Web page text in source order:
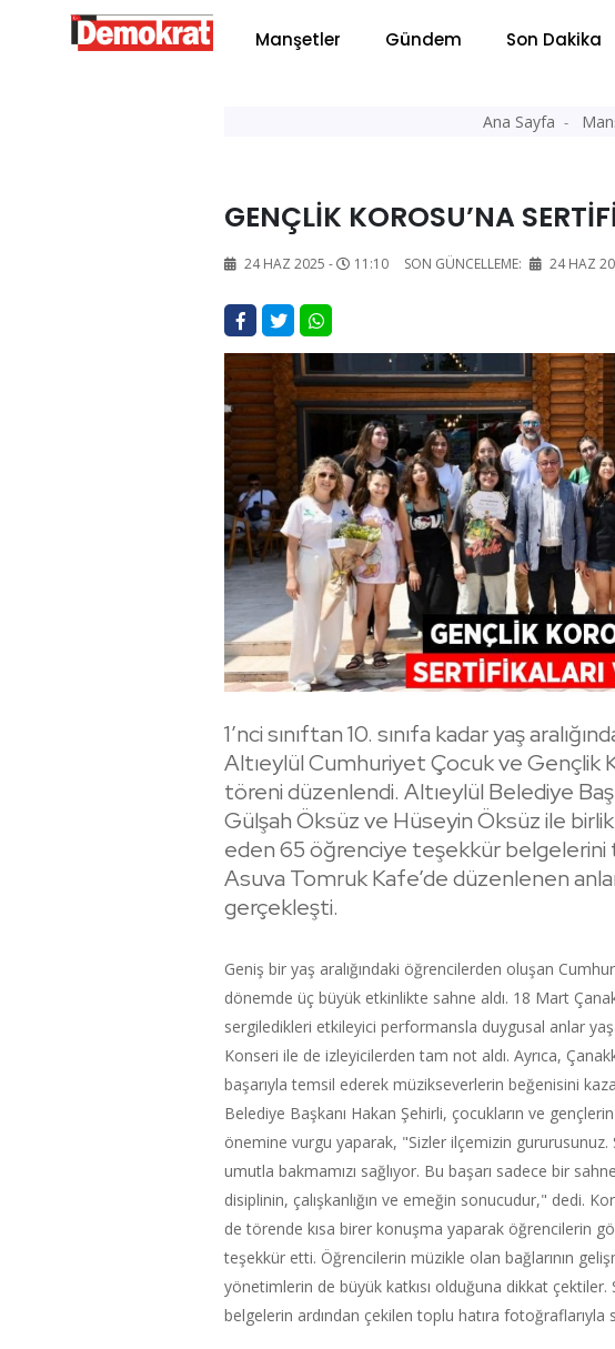
Manşetler Gündem Son Dakika
Ana Sayfa
GENÇLİK KOROSU’NA
24 HAZ 2025 - 11:10 SON GÜNCELLEME: 24 HAZ
1’nci sınıftan 10. sınıfa kadar yaş
Altıeylül Cumhuriyet Çocuk ve Gençlik
töreni düzenlendi. Altıeylül Belediye
Gülşah Öksüz ve Hüseyin Öksüz ile
eden 65 öğrenciye teşekkür
Asuva Tomruk Kafe’de düzenlenen
gerçekleşti.
Geniş bir yaş aralığındaki öğrencilerden oluşan
dönemde üç büyük etkinlikte sahne aldı. 18 Mart
sergiledikleri etkileyici performansla duygusal anlar
Konseri ile de izleyicilerden tam not aldı. Ayrıca,
başarıyla temsil ederek müzikseverlerin beğenisini
Belediye Başkanı Hakan Şehirli, çocukların ve
önemine vurgu yaparak, "Sizler ilçemizin
umutla bakmamızı sağlıyor. Bu başarı sadece bir
disiplinin, çalışkanlığın ve emeğin sonucudur," dedi.
de törende kısa birer konuşma yaparak öğrencilerin
teşekkür etti. Öğrencilerin müzikle olan bağlarının
yönetimlerin de büyük katkısı olduğuna dikkat
belgelerin ardından çekilen toplu hatıra fotoğraflarıyla